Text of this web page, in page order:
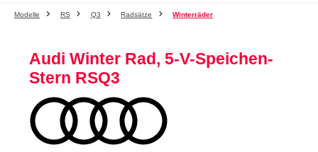
Modelle RS Q3 Radsätze Winterräder
Audi Winter Rad, 5-V-Speichen-
Stern RSQ3